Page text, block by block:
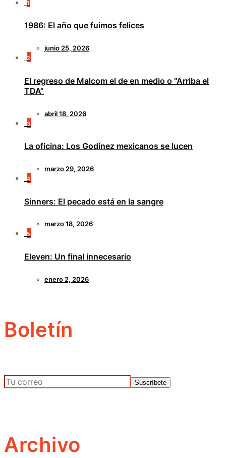
1
1986: El año que fuimos felices
junio 25, 2026
2
El regreso de Malcom el de en medio o “Arriba el
TDA”
abril 18, 2026
3
La oficina: Los Godínez mexicanos se lucen
marzo 29, 2026
4
Sinners: El pecado está en la sangre
marzo 18, 2026
5
Eleven: Un final innecesario
enero 2, 2026
Boletín
Archivo